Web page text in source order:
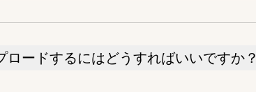
ードするにはどうすればいいですか？